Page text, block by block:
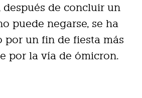
después de concluir un
puede negarse, se ha
por un fin de fiesta más
por la vía de ómicron.